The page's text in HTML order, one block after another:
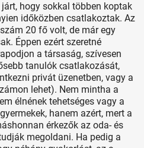
hogy sokkal többen koptak
időközben csatlakoztak. Az
20 fő volt, de már egy
Éppen ezért szeretné
a társaság, szívesen
tanulók csatlakozását,
privát üzenetben, vagy a
lehet). Nem mintha a
élnének tehetséges vagy a
hanem azért, mert a
érkezők az oda- és
megoldani. Ha pedig a